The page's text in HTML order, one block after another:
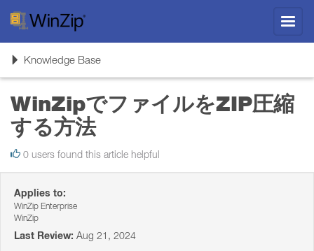
ToggleKnowledge Base
WinZipでファイルをZIP圧縮
する方法
0 users found this article helpful
Applies to:
WinZip Enterprise
WinZip
Last Review: Aug 21, 2024